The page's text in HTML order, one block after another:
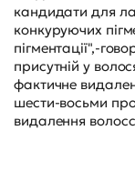
кандидати для
конкуруючих
пігментації",-
присутній у
фактичне
шести-восьми
видалення